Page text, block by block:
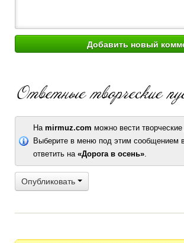
На mirmuz.com можно вести
Выберите в меню под этим сообщением
ответить на «Дорога в осень».
Опубликовать